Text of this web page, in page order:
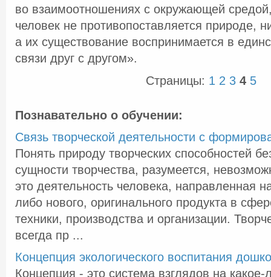
во взаимоотношениях с окружающей
человек не противопоставляется природе,
а их существование воспринимается в
связи друг с другом».
Страницы: 1 2 3 4 5
Познавательно о обучении:
Связь творческой деятельности с
Понять природу творческих способностей
сущности творчества, разумеется,
это деятельность человека, направленная
либо нового, оригинального продукта в
техники, производства и организации.
всегда пр ...
Концепция экологического воспитания
Концепция - это система взглядов на